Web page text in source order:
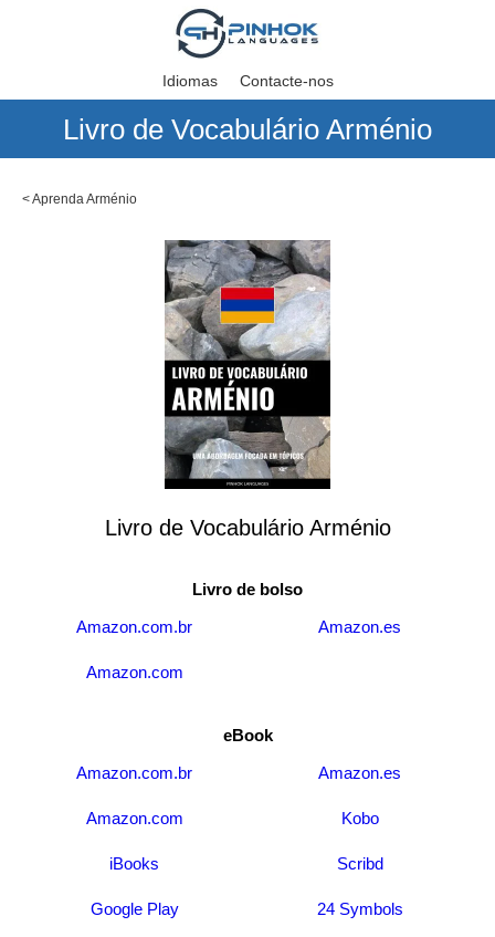
Idiomas Contacte-nos
Livro de Vocabulário Arménio
<Aprenda Arménio
Livro de Vocabulário Arménio
Livro de bolso
Amazon.com.br
Amazon.es
Amazon.com
eBook
Amazon.com.br
Amazon.es
Amazon.com Kobo
iBooks Scribd
Google Play 24 Symbols